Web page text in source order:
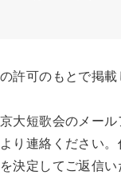
許可のもとで掲載
大短歌会のメール
より連絡ください
決定してご返信い